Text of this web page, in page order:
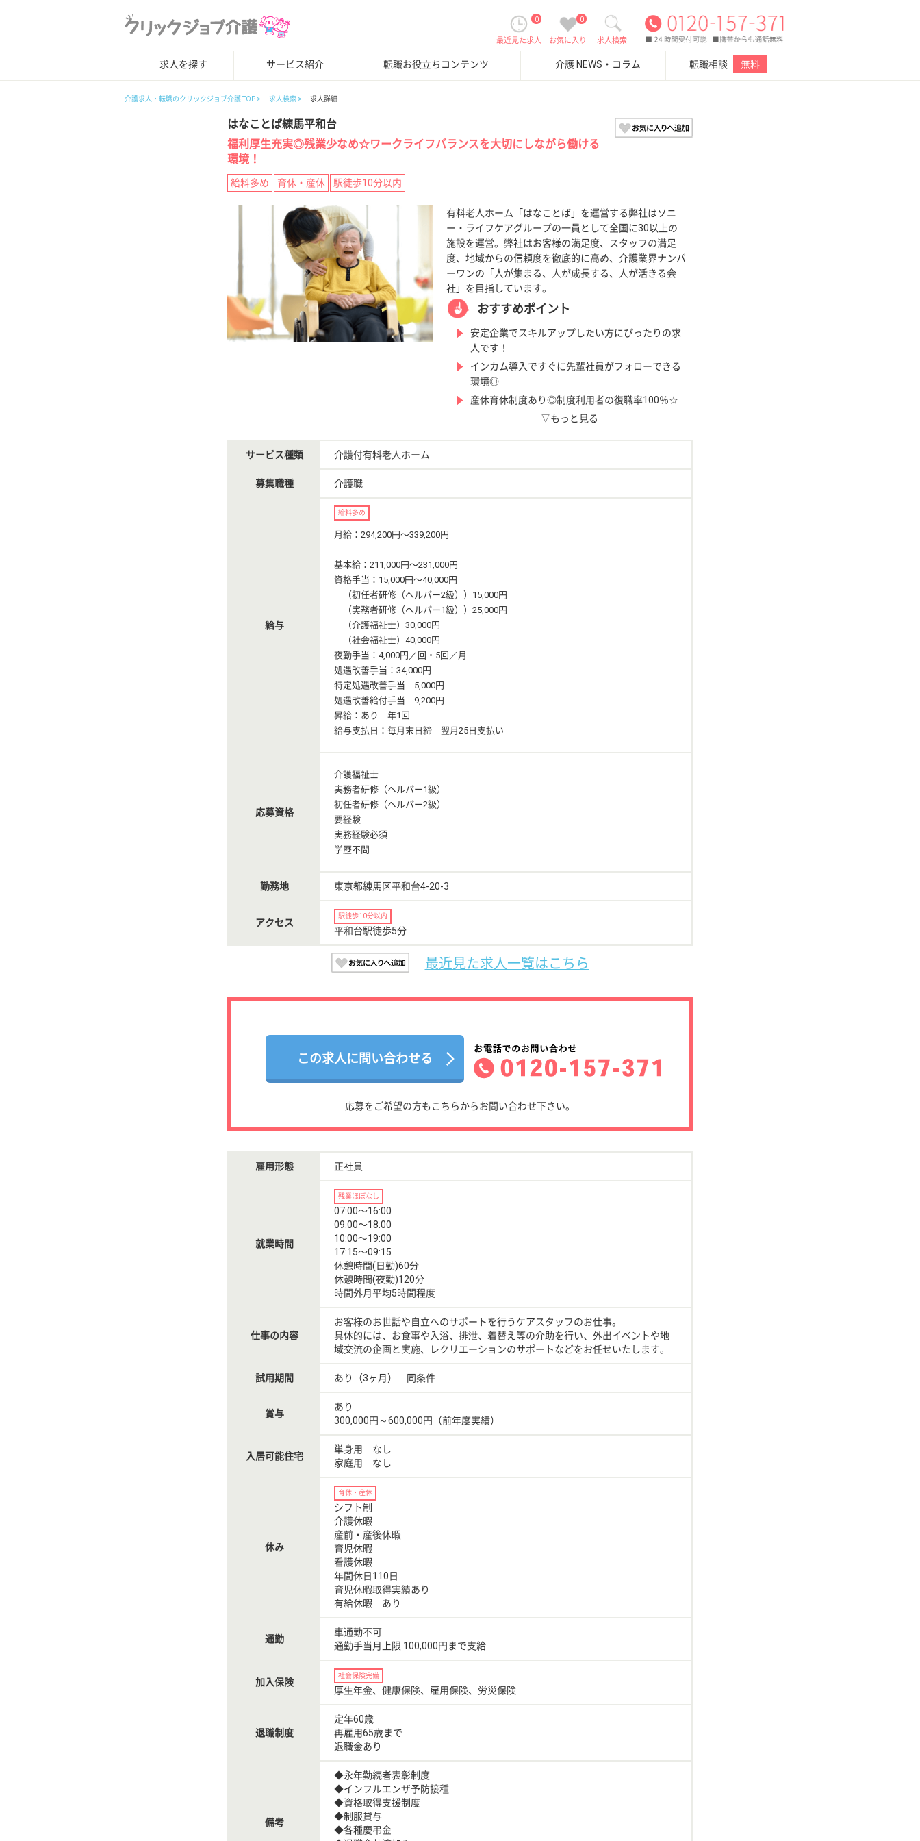
求人検索
0
お気に入り
0
最近見た求人
求人を探す サービス紹介 転職お役立ちコンテンツ 介護 NEWS・コラム 転職相談 無料
介護求人・転職のクリックジョブ介護 TOP 求人検索 求人詳細
はなことば練馬平和台
福利厚生充実◎残業少なめ☆ワークライフバランスを大切にしながら働ける
環境！
給料多め 育休・産休 駅徒歩10分以内
有料老人ホーム「はなことば」を運営する弊社はソニ
ー・ライフケアグループの一員として全国に30以上の
施設を運営。弊社はお客様の満足度、スタッフの満足
度、地域からの信頼度を徹底的に高め、介護業界ナンバ
ーワンの「人が集まる、人が成長する、人が活きる会
社」を目指しています。
おすすめポイント
安定企業でスキルアップしたい方にぴったりの求
人です！
インカム導入ですぐに先輩社員がフォローできる
環境◎
産休育休制度あり◎制度利用者の復職率100％☆
▽もっと見る
サービス種類 介護付有料老人ホーム
募集職種 介護職
給与
給料多め
月給：294,200円〜339,200円
基本給：211,000円〜231,000円
資格手当：15,000円〜40,000円
（初任者研修（ヘルパー2級））15,000円
（実務者研修（ヘルパー1級））25,000円
（介護福祉士）30,000円
（社会福祉士）40,000円
夜勤手当：4,000円／回・5回／月
処遇改善手当：34,000円
特定処遇改善手当 5,000円
処遇改善給付手当 9,200円
昇給：あり 年1回
給与支払日：毎月末日締 翌月25日支払い
応募資格
介護福祉士
実務者研修（ヘルパー1級）
初任者研修（ヘルパー2級）
要経験
実務経験必須
学歴不問
勤務地 東京都練馬区平和台4-20-3
アクセス
駅徒歩10分以内
平和台駅徒歩5分
最近見た求人一覧はこちら
この求人に問い合わせる
応募をご希望の方もこちらからお問い合わせ下さい。
雇用形態 正社員
就業時間
残業ほぼなし
07:00〜16:00
09:00〜18:00
10:00〜19:00
17:15〜09:15
休憩時間(日勤)60分
休憩時間(夜勤)120分
時間外月平均5時間程度
仕事の内容
お客様のお世話や自立へのサポートを行うケアスタッフのお仕事。
具体的には、お食事や入浴、排泄、着替え等の介助を行い、外出イベントや地
域交流の企画と実施、レクリエーションのサポートなどをお任せいたします。
試用期間 あり（3ヶ月） 同条件
賞与
あり
300,000円～600,000円（前年度実績）
入居可能住宅
単身用 なし
家庭用 なし
休み
育休・産休
シフト制
介護休暇
産前・産後休暇
育児休暇
看護休暇
年間休日110日
育児休暇取得実績あり
有給休暇 あり
通勤
車通勤不可
通勤手当月上限 100,000円まで支給
加入保険
社会保険完備
厚生年金、健康保険、雇用保険、労災保険
退職制度
定年60歳
再雇用65歳まで
退職金あり
備考
◆永年勤続者表彰制度
◆インフルエンザ予防接種
◆資格取得支援制度
◆制服貸与
◆各種慶弔金